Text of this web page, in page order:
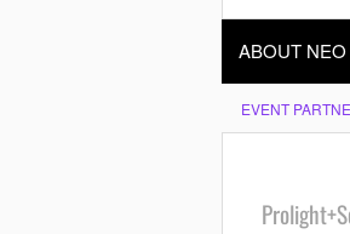
ABOUT
EVENT